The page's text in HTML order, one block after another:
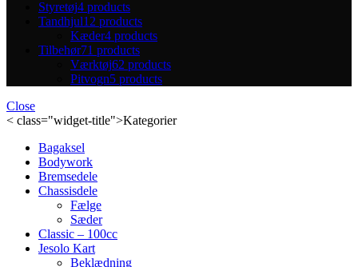
Styretøj4 products
Tandhjul12 products
Kæder4 products
Tilbehør71 products
Værktøj62 products
Pitvogn5 products
Close
< class="widget-title">Kategorier
Bagaksel
Bodywork
Bremsedele
Chassisdele
Fælge
Sæder
Classic – 100cc
Jesolo Kart
Beklædning